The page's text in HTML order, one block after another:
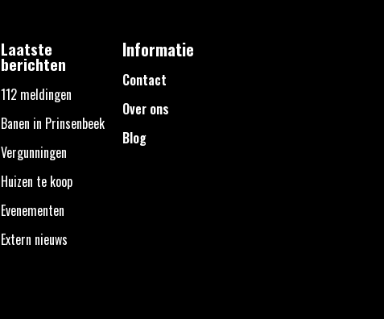
Laatste
berichten
112 meldingen
Banen in Prinsenbeek
Vergunningen
Huizen te koop
Evenementen
Extern nieuws
Informatie
Contact
Over ons
Blog